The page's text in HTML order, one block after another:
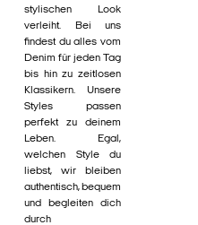
stylischen Look
verleiht. Bei uns
findest du alles vom
Denim für jeden Tag
bis hin zu zeitlosen
Klassikern. Unsere
Styles passen
perfekt zu deinem
Leben. Egal,
welchen Style du
liebst, wir bleiben
authentisch, bequem
und begleiten dich
durch